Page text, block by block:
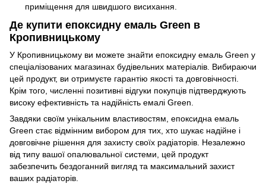
приміщення для швидшого висихання.
Де купити епоксидну емаль Green в
Кропивницькому
У Кропивницькому ви можете знайти епоксидну емаль Green у
спеціалізованих магазинах будівельних матеріалів. Вибираючи
цей продукт, ви отримуєте гарантію якості та довговічності.
Крім того, численні позитивні відгуки покупців підтверджують
високу ефективність та надійність емалі Green.
Завдяки своїм унікальним властивостям, епоксидна емаль
Green стає відмінним вибором для тих, хто шукає надійне і
довговічне рішення для захисту своїх радіаторів. Незалежно
від типу вашої опалювальної системи, цей продукт
забезпечить бездоганний вигляд та максимальний захист
ваших радіаторів.